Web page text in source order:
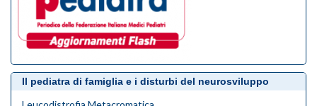
Il pediatra di famiglia e i disturbi del neurosviluppo